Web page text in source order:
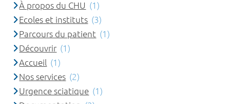
À propos du CHU (1)
Ecoles et instituts (3)
Parcours du patient (1)
Découvrir (1)
Accueil (1)
Nos services (2)
Urgence sciatique (1)